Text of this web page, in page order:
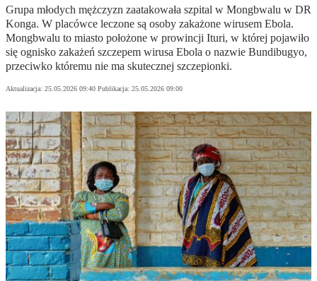
Grupa młodych mężczyzn zaatakowała szpital w Mongbwalu w DR
Konga. W placówce leczone są osoby zakażone wirusem Ebola.
Mongbwalu to miasto położone w prowincji Ituri, w której pojawiło
się ognisko zakażeń szczepem wirusa Ebola o nazwie Bundibugyo,
przeciwko któremu nie ma skutecznej szczepionki.
Aktualizacja: 25.05.2026 09:40 Publikacja: 25.05.2026 09:00